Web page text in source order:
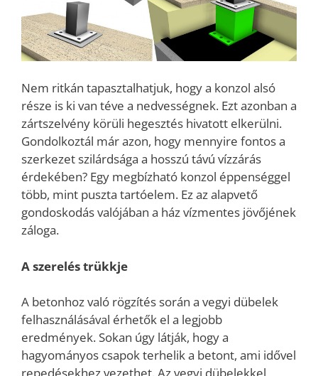
Nem ritkán tapasztalhatjuk, hogy a konzol alsó
része is ki van téve a nedvességnek. Ezt azonban a
zártszelvény körüli hegesztés hivatott elkerülni.
Gondolkoztál már azon, hogy mennyire fontos a
szerkezet szilárdsága a hosszú távú vízzárás
érdekében? Egy megbízható konzol éppenséggel
több, mint puszta tartóelem. Ez az alapvető
gondoskodás valójában a ház vízmentes jövőjének
záloga.
A szerelés trükkje
A betonhoz való rögzítés során a vegyi dübelek
felhasználásával érhetők el a legjobb
eredmények. Sokan úgy látják, hogy a
hagyományos csapok terhelik a betont, ami idővel